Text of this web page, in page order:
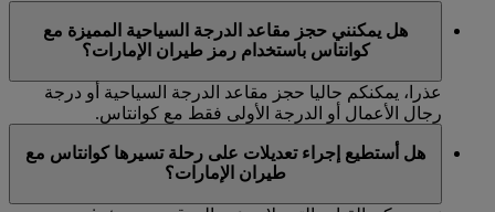
هل يمكنني حجز مقاعد الدرجة السياحية المميزة مع
كوانتاس باستخدام رمز طيران الإمارات؟
عذرا، يمكنكم حاليا حجز مقاعد الدرجة السياحية أو درجة
رجال الأعمال أو الدرجة الأولى فقط مع كوانتاس.
هل أستطيع إجراء تعديلات على رحلة تسيرها كوانتاس مع
طيران الإمارات؟